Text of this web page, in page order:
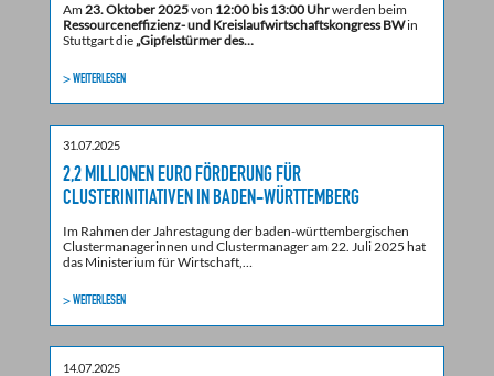
Am23. Oktober 2025von 12:00 bis 13:00 Uhrwerden beim
Ressourceneffizienz- und Kreislaufwirtschaftskongress BWin
Stuttgart die „Gipfelstürmer des…
> WEITERLESEN
31.07.2025
2,2 MILLIONEN EURO FÖRDERUNG FÜR
CLUSTERINITIATIVEN IN BADEN-WÜRTTEMBERG
Im Rahmen der Jahrestagung der baden-württembergischen
Clustermanagerinnen und Clustermanager am 22. Juli 2025 hat
das Ministerium für Wirtschaft,…
> WEITERLESEN
14.07.2025